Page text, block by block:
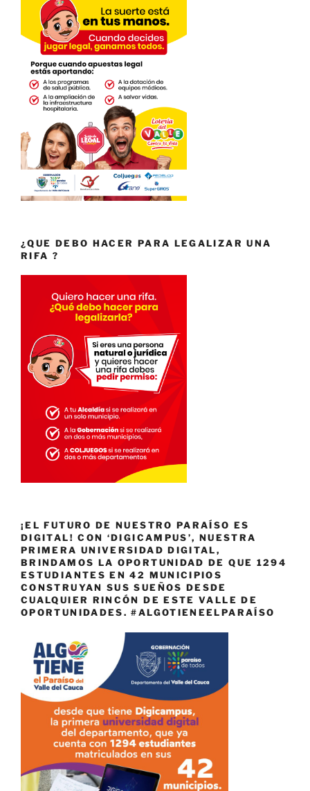
¿QUE DEBO HACER PARA LEGALIZAR UNA
RIFA ?
¡EL FUTURO DE NUESTRO PARAÍSO ES
DIGITAL! CON ‘DIGICAMPUS’, NUESTRA
PRIMERA UNIVERSIDAD DIGITAL,
BRINDAMOS LA OPORTUNIDAD DE QUE 1294
ESTUDIANTES EN 42 MUNICIPIOS
CONSTRUYAN SUS SUEÑOS DESDE
CUALQUIER RINCÓN DE ESTE VALLE DE
OPORTUNIDADES. #ALGOTIENEELPARAÍSO